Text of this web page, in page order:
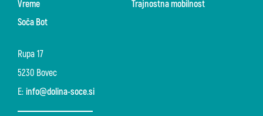
Rupa 17
5230 Bovec
E: info@dolina-soce.si
Vreme
Soča Bot
Trajnostna mobilnost